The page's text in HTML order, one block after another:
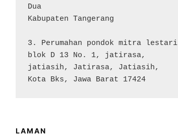
Dua
Kabupaten Tangerang
3. Perumahan pondok mitra lestari
blok D 13 No. 1, jatirasa,
jatiasih, Jatirasa, Jatiasih,
Kota Bks, Jawa Barat 17424
LAMAN